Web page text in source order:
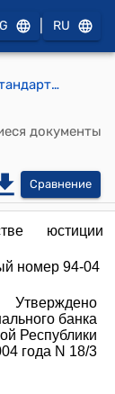
RU
Инструкция по определению стандартов адекватности капитала коммерческих банков Кыргызской Республики(утверждена постановлением Правления Национального банка Кыргызской Республики от 21 июля 2004 года № 18/2)
документы
Сравнение